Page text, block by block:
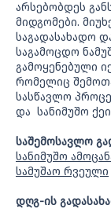
არსებობდეს
მიდგომები.
საგადასახადო
საგამოცდო
გამოყენებული
რომელიც
სასწავლო
და სანიმუშო
საშემოსავლო
სანიმუშო
სამუშაო რვეული
დღგ-ის